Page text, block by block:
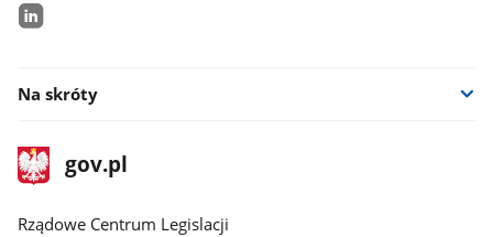
Na skróty
stopka
gov.plStrona
gov.pl
Rządowe Centrum Legislacji